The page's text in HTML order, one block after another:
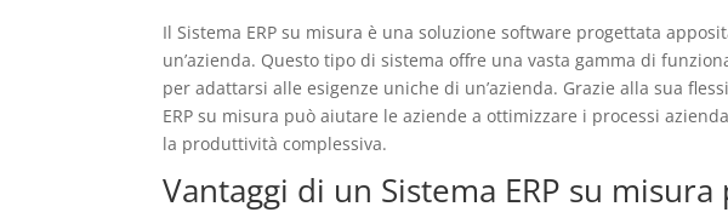
Il Sistema ERP su misura è una soluzione software progettata
un’azienda. Questo tipo di sistema offre una vasta gamma di
per adattarsi alle esigenze uniche di un’azienda. Grazie alla sua
ERP su misura può aiutare le aziende a ottimizzare i processi
la produttività complessiva.
Vantaggi di un Sistema ERP su